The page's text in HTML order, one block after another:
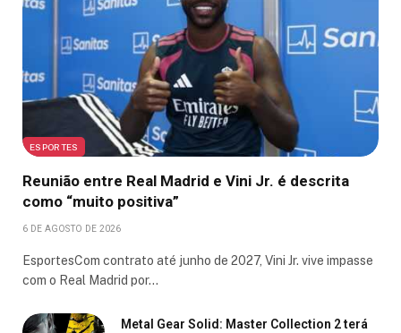
ESPORTES
Reunião entre Real Madrid e Vini Jr. é descrita
como “muito positiva”
6 DE AGOSTO DE 2026
EsportesCom contrato até junho de 2027, Vini Jr. vive impasse
com o Real Madrid por…
Metal Gear Solid: Master Collection 2 terá